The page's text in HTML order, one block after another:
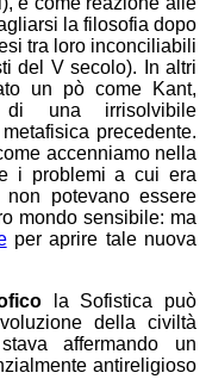
la filosofia dopo
tra loro inconciliabili
del V secolo). In altri
un pò come Kant,
di una irrisolvibile
precedente.
accenniamo nella
i problemi a cui era
potevano essere
mondo sensibile: ma
per aprire tale nuova
la Sofistica può
della civiltà
affermando un
antireligioso